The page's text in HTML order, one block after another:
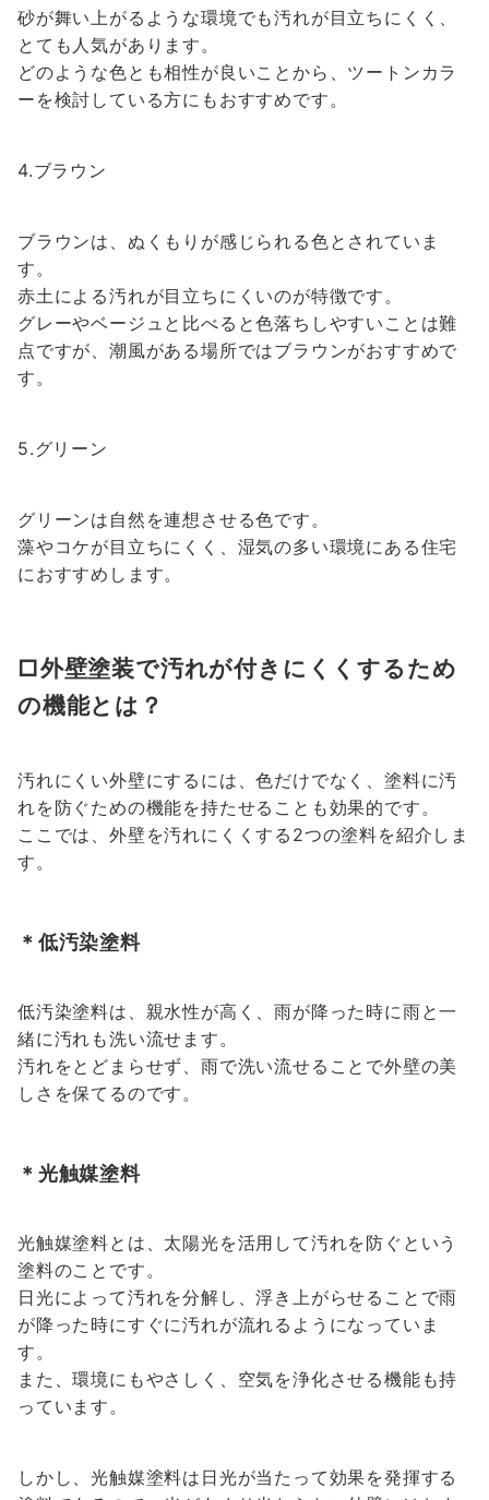
砂が舞い上がるような環境でも汚れが目立ちにくく、
とても人気があります。
どのような色とも相性が良いことから、ツートンカラ
ーを検討している方にもおすすめです。
4.ブラウン
ブラウンは、ぬくもりが感じられる色とされていま
す。
赤土による汚れが目立ちにくいのが特徴です。
グレーやベージュと比べると色落ちしやすいことは難
点ですが、潮風がある場所ではブラウンがおすすめで
す。
5.グリーン
グリーンは自然を連想させる色です。
藻やコケが目立ちにくく、湿気の多い環境にある住宅
におすすめします。
□外壁塗装で汚れが付きにくくするため
の機能とは？
汚れにくい外壁にするには、色だけでなく、塗料に汚
れを防ぐための機能を持たせることも効果的です。
ここでは、外壁を汚れにくくする2つの塗料を紹介しま
す。
＊低汚染塗料
低汚染塗料は、親水性が高く、雨が降った時に雨と一
緒に汚れも洗い流せます。
汚れをとどまらせず、雨で洗い流せることで外壁の美
しさを保てるのです。
＊光触媒塗料
光触媒塗料とは、太陽光を活用して汚れを防ぐという
塗料のことです。
日光によって汚れを分解し、浮き上がらせることで雨
が降った時にすぐに汚れが流れるようになっていま
す。
また、環境にもやさしく、空気を浄化させる機能も持
っています。
しかし、光触媒塗料は日光が当たって効果を発揮する